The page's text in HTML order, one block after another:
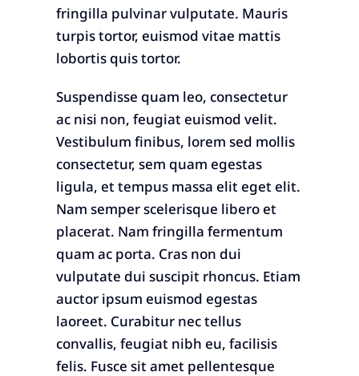
fringilla pulvinar vulputate. Mauris
turpis tortor, euismod vitae mattis
lobortis quis tortor.
Suspendisse quam leo, consectetur
ac nisi non, feugiat euismod velit.
Vestibulum finibus, lorem sed mollis
consectetur, sem quam egestas
ligula, et tempus massa elit eget elit.
Nam semper scelerisque libero et
placerat. Nam fringilla fermentum
quam ac porta. Cras non dui
vulputate dui suscipit rhoncus. Etiam
auctor ipsum euismod egestas
laoreet. Curabitur nec tellus
convallis, feugiat nibh eu, facilisis
felis. Fusce sit amet pellentesque